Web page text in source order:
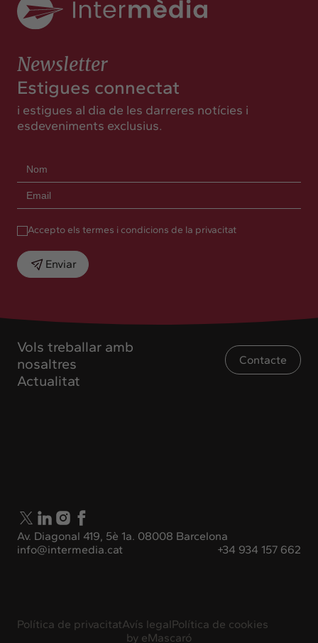
Vols treballar amb
nosaltres
Actualitat
Contacte
Av. Diagonal 419, 5è 1a. 08008 Barcelona
info@intermedia.cat
+34 934 157 662
Newsletter
Estigues connectat
i estigues al dia de les darreres notícies i
esdeveniments exclusius.
Accepto els termes i condicions de la privacitat
Enviar
Política de privacitatAvís legalPolítica de cookies
by eMascaró